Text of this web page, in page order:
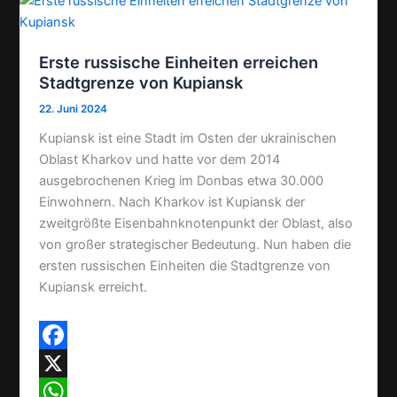
e
t
ii
e
n
Erste russische Einheiten erreichen
Stadtgrenze von Kupiansk
22. Juni 2024
Kupiansk ist eine Stadt im Osten der ukrainischen
Oblast Kharkov und hatte vor dem 2014
ausgebrochenen Krieg im Donbas etwa 30.000
Einwohnern. Nach Kharkov ist Kupiansk der
zweitgrößte Eisenbahnknotenpunkt der Oblast, also
von großer strategischer Bedeutung. Nun haben die
ersten russischen Einheiten die Stadtgrenze von
Kupiansk erreicht.
F
aX